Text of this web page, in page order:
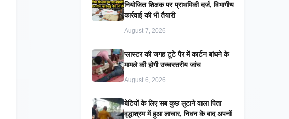
नियोजित शिक्षक पर प्राथमिकी दर्ज, विभागीय
कार्रवाई की भी तैयारी
August 7, 2026
प्लास्टर की जगह टूटे पैर में कार्टन बांधने के
मामले की होगी उच्चस्तरीय जांच
August 6, 2026
बेटियों के लिए सब कुछ लुटाने वाला पिता
वृद्धाश्रम में हुआ लाचार, निधन के बाद अपनों